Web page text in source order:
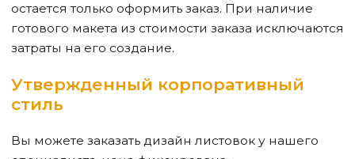
остается только оформить заказ. При наличие
готового макета из стоимости заказа исключаются
затраты на его создание.
Утвержденный корпоративный
стиль
Вы можете заказать дизайн листовок у нашего